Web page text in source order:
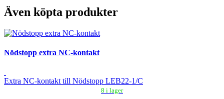
Även köpta produkter
Nödstopp extra NC-kontakt
Extra NC-kontakt till Nödstopp LEB22-1/C
8 i lager